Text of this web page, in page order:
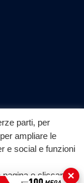
parti, per
ampliare le
e social e funzioni
o cliccando
×